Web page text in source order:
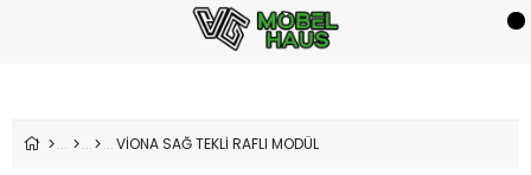
VİONA SAĞ TEKLİ RAFLI MODÜL